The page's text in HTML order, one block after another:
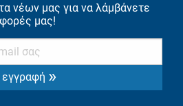
νέων μας για να λάμβάνετε
μας!
εγγραφή »